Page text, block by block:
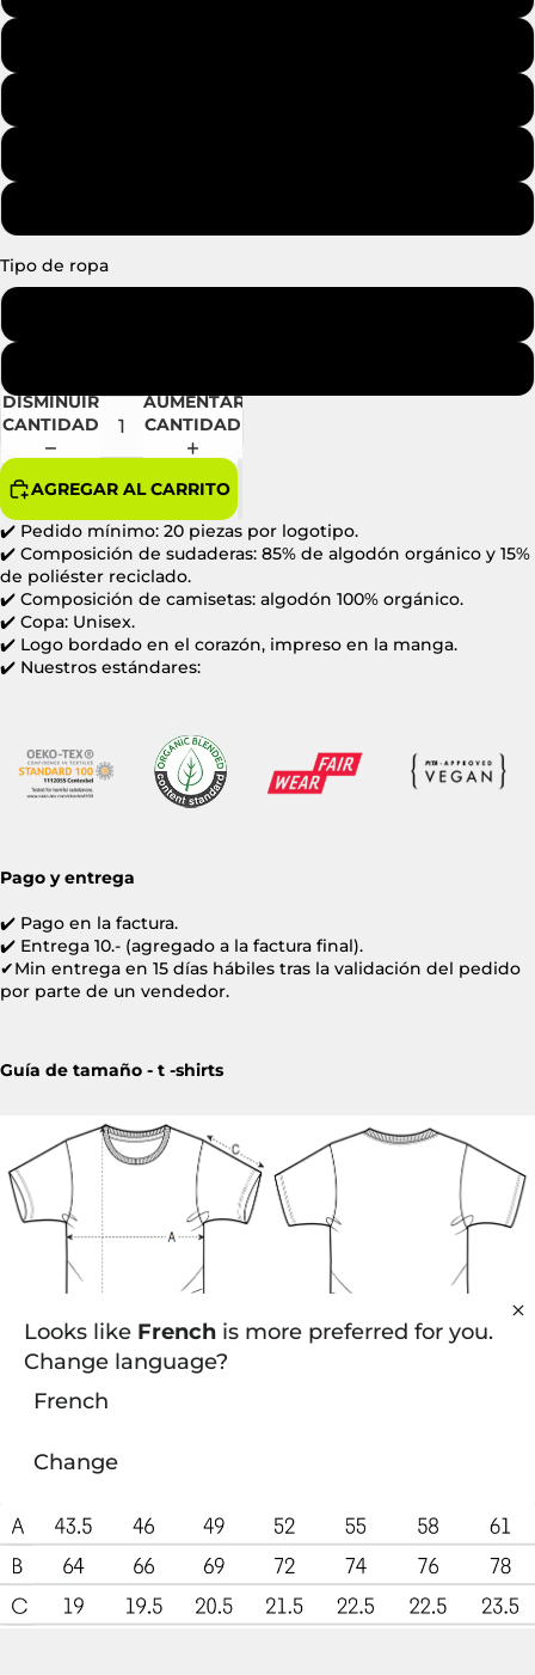
Tipo de ropa
DISMINUIR
CANTIDAD
AUMENTAR
CANTIDAD
AGREGAR AL CARRITO
✔️ Pedido mínimo: 20 piezas por logotipo.
✔️ Composición de sudaderas: 85% de algodón orgánico y 15%
de poliéster reciclado.
✔️ Composición de camisetas: algodón 100% orgánico.
✔️ Copa: Unisex.
✔️ Logo bordado en el corazón, impreso en la manga.
✔️ Nuestros estándares:
Pago y entrega
✔️ Pago en la factura.
✔️ Entrega 10.- (agregado a la factura final).
✔Min entrega en 15 días hábiles tras la validación del pedido
por parte de un vendedor.
Guía de tamaño - t -shirts
Looks like French is more preferred for you.
Change language?
French
Change